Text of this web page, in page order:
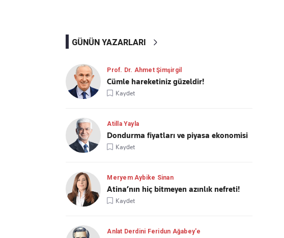
GÜNÜN YAZARLARI
Prof. Dr. Ahmet Şimşirgil
Cümle hareketiniz güzeldir!
Kaydet
Atilla Yayla
Dondurma fiyatları ve piyasa ekonomisi
Kaydet
Meryem Aybike Sinan
Atina’nın hiç bitmeyen azınlık nefreti!
Kaydet
Anlat Derdini Feridun Ağabey'e